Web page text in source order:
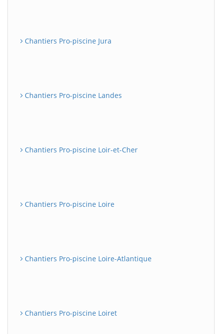
Chantiers Pro-piscine Jura
Chantiers Pro-piscine Landes
Chantiers Pro-piscine Loir-et-Cher
Chantiers Pro-piscine Loire
Chantiers Pro-piscine Loire-Atlantique
Chantiers Pro-piscine Loiret